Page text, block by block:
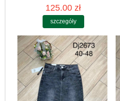
125.00 zł
szczegóły